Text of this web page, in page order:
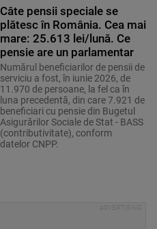
Câte pensii speciale se
plătesc în România. Cea mai
mare: 25.613 lei/lună. Ce
pensie are un parlamentar
Numărul beneficiarilor de pensii de
serviciu a fost, în iunie 2026, de
11.970 de persoane, la fel ca în
luna precedentă, din care 7.921 de
beneficiari cu pensie din Bugetul
Asigurărilor Sociale de Stat - BASS
(contributivitate), conform
datelor CNPP.